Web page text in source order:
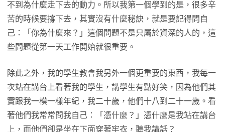
不到為什麼走下去的動力。所以我第一個學到的是，很多辛
苦的時候要撐下去，其實沒有什麼秘訣，就是要記得問自
己：「你為什麼來？」這個問題不是只屬於資深的人的，這
些問題從第一天工作開始就很重要。
除此之外，我的學生教會我另外一個更重要的東西，我每一
次站在講台上看著我的學生，講學生有點好笑，因為他們其
實跟我一模一樣年紀，我二十歲，他們十八到二十一歲。看
著他們我常常問我自己：「憑什麼？」憑什麼是我站在講台
上，而他們卻是坐在下面穿著牢衣，聽我講話？